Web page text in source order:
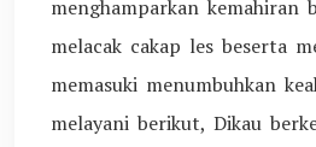
menghamparkan kemahiran
melacak cakap les beserta
memasuki menumbuhkan
melayani berikut, Dikau